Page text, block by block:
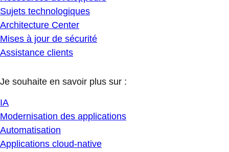
Sujets technologiques
Architecture Center
Mises à jour de sécurité
Assistance clients
Je souhaite en savoir plus sur :
IA
Modernisation des applications
Automatisation
Applications cloud-native